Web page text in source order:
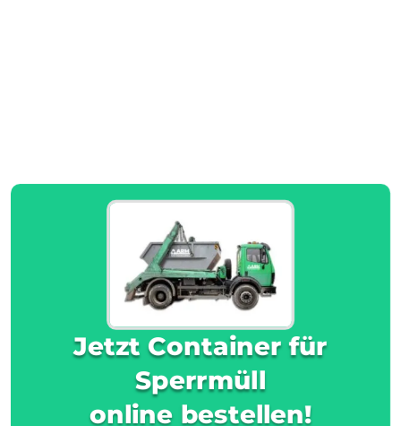
Jetzt Container für
Sperrmüll
online bestellen!